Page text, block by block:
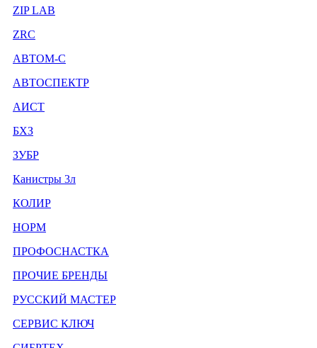
ZIP LAB
ZRC
АВТОМ-С
АВТОСПЕКТР
АИСТ
БХЗ
ЗУБР
Канистры 3л
КОЛИР
НОРМ
ПРОФОСНАСТКА
ПРОЧИЕ БРЕНДЫ
РУССКИЙ МАСТЕР
СЕРВИС КЛЮЧ